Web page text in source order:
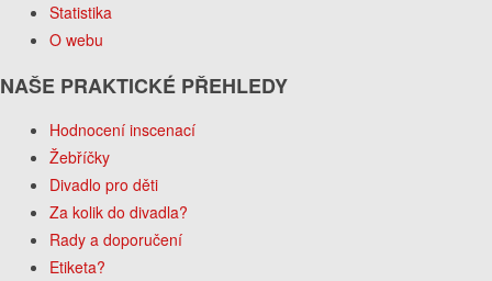
Statistika
O webu
NAŠE PRAKTICKÉ PŘEHLEDY
Hodnocení inscenací
Žebříčky
Divadlo pro děti
Za kolik do divadla?
Rady a doporučení
Etiketa?